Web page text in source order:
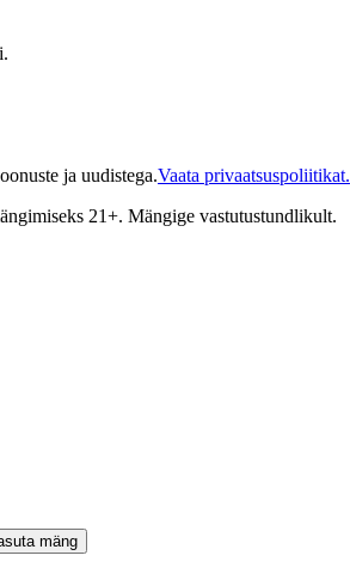
ja uudistega.Vaata privaatsuspoliitikat.
21+. Mängige vastutustundlikult.
mäng